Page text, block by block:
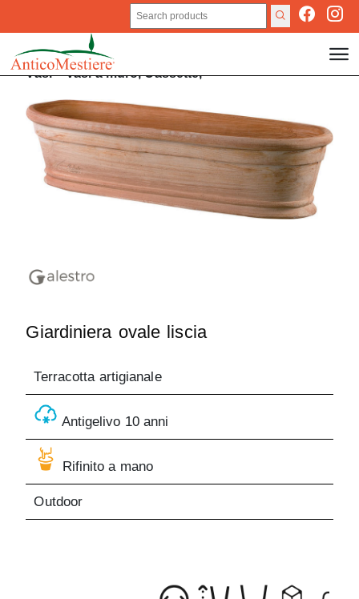
Vasi>Vasi a muro,Cassette,
Giardiniera ovale liscia
Terracotta artigianale
Antigelivo 10 anni
Rifinito a mano
Outdoor